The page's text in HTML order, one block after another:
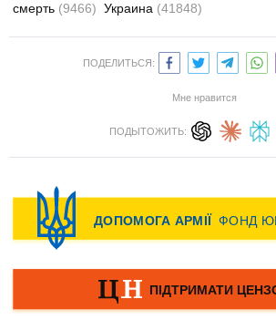
смерть (9466) Украина (41848)
ПОДЕЛИТЬСЯ:
Мне нравится
ПОДЫТОЖИТЬ: